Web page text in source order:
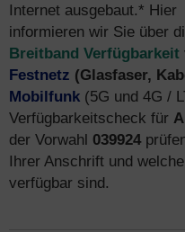
Internet ausgebaut.* Hier
informieren wir Sie über
Breitband Verfügbarkeit
Festnetz (Glasfaser,
Mobilfunk (5G und 4G /
Verfügbarkeitscheck für
der Vorwahl 039924
Ihrer Anschrift und welche
verfügbar sind.